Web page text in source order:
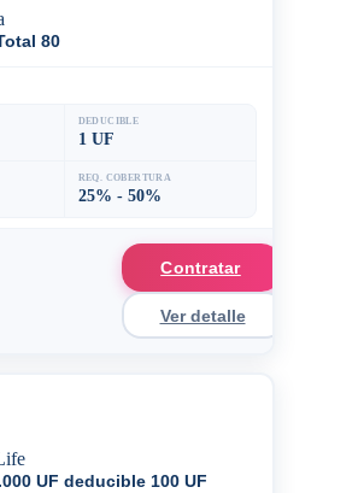
80
DEDUCIBLE
1 UF
REQ. COBERTURA
25% - 50%
Contratar
Ver detalle
UF deducible 100 UF